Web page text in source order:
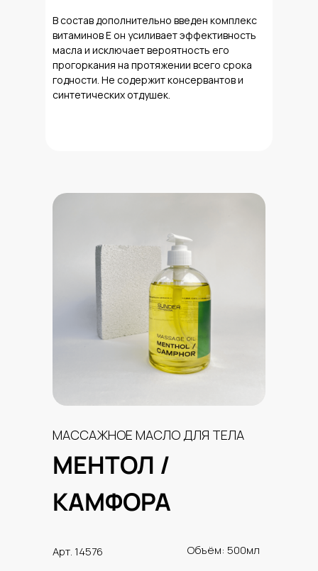
В состав дополнительно введен комплекс
витаминов Е он усиливает эффективность
масла и исключает вероятность его
прогоркания на протяжении всего срока
годности. Не содержит консервантов и
синтетических отдушек.
МЕНТОЛ /
КАМФОРА
МАССАЖНОЕ МАСЛО ДЛЯ ТЕЛА
Арт. 14576 Объём: 500мл